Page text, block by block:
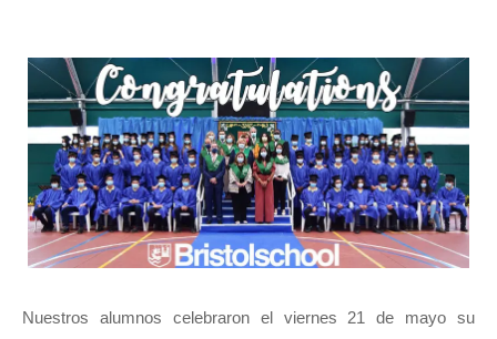
Nuestros alumnos celebraron el viernes 21 de mayo su